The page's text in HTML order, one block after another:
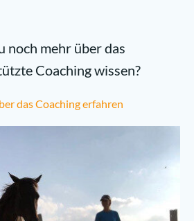
noch mehr über das
Coaching wissen?
das Coaching erfahren